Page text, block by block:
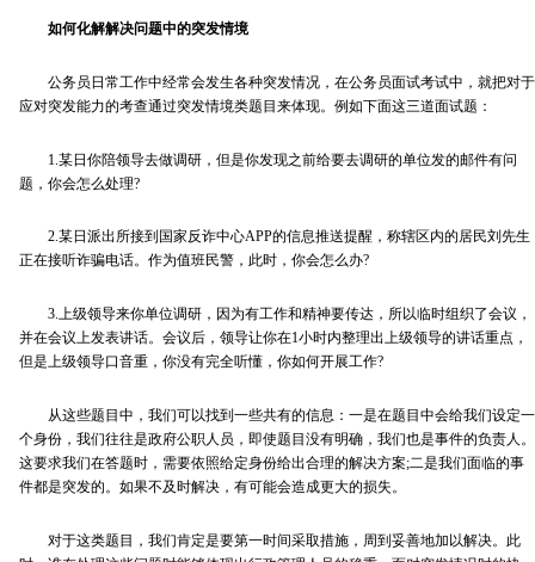
如何化解解决问题中的突发情境
公务员日常工作中经常会发生各种突发情况，在公务员面试考试中，就把对于
应对突发能力的考查通过突发情境类题目来体现。例如下面这三道面试题：
1.某日你陪领导去做调研，但是你发现之前给要去调研的单位发的邮件有问
题，你会怎么处理?
2.某日派出所接到国家反诈中心APP的信息推送提醒，称辖区内的居民刘先生
正在接听诈骗电话。作为值班民警，此时，你会怎么办?
3.上级领导来你单位调研，因为有工作和精神要传达，所以临时组织了会议，
并在会议上发表讲话。会议后，领导让你在1小时内整理出上级领导的讲话重点，
但是上级领导口音重，你没有完全听懂，你如何开展工作?
从这些题目中，我们可以找到一些共有的信息：一是在题目中会给我们设定一
个身份，我们往往是政府公职人员，即使题目没有明确，我们也是事件的负责人。
这要求我们在答题时，需要依照给定身份给出合理的解决方案;二是我们面临的事
件都是突发的。如果不及时解决，有可能会造成更大的损失。
对于这类题目，我们肯定是要第一时间采取措施，周到妥善地加以解决。此